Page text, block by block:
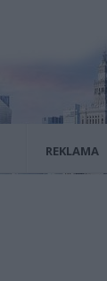
REKLAMA